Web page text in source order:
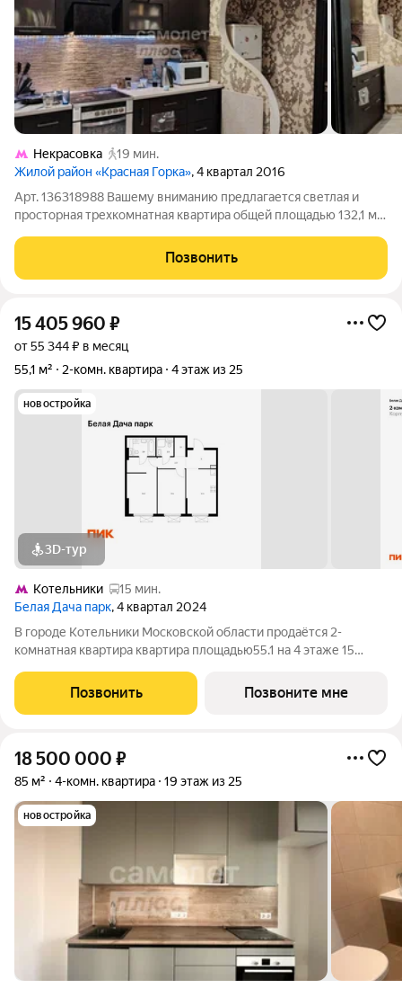
Некрасовка
19 мин.
Жилой район «Красная Горка», 4 квартал 2016
Арт. 136318988 Вашему вниманию предлагается светлая и
просторная трехкомнатная квартира общей площадью 132,1 м.
Позвонить
15 405 960 ₽
от 55 344 ₽ в месяц
55,1 м²
2-комн. квартира 4 этаж из 25
новостройка
3D-тур
Котельники
15 мин.
Белая Дача парк, 4 квартал 2024
В городе Котельники Московской области продаётся 2-
комнатная квартира квартира площадью55.1 на 4 этаже 15
Дача парк». Удобное расположение 7 минут на автомобиле до
станции метро «Котельники» и
Позвонить Позвоните мне
18 500 000 ₽
85 м² 4-комн. квартира 19 этаж из 25
новостройка